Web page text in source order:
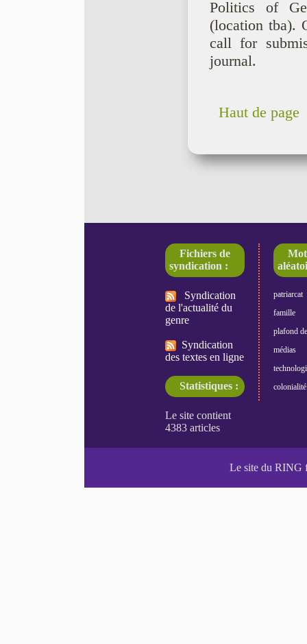
Politics of
(location tba).
call for
journal.
Haut de page
Fichiers de
syndication :
Syndication
de l'actualité du
genre
Syndication
des textes en ligne
Statistiques :
patriarcat
famille
plafond
médias
colonialité
Le site du RING